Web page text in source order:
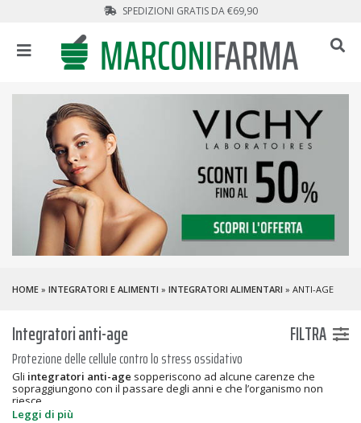
SPEDIZIONI GRATIS DA €69,90
HOME » INTEGRATORI E ALIMENTI » INTEGRATORI ALIMENTARI » ANTI-AGE
Integratori anti-age FILTRA
Protezione delle cellule contro lo stress ossidativo
Gli integratori anti-age sopperiscono ad alcune carenze che
sopraggiungono con il passare degli anni e che l’organismo non
riesce...
Leggi di più